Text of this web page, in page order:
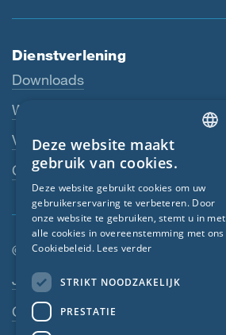
Dienstverlening
Downloads
Webshop
Vakhandelaar
Contactpersoon
© SIGA 2026
Footer-navigatie
Jobs
Contact
FRENCH
CZECH
Deze website maakt
gebruik van cookies.
Deze website gebruikt cookies om uw
gebruikerservaring te verbeteren. Door
onze website te gebruiken, stemt u in met
alle cookies in overeenstemming met ons
Cookiebeleid. Lees verder
STRIKT NOODZAKELIJK
PRESTATIE